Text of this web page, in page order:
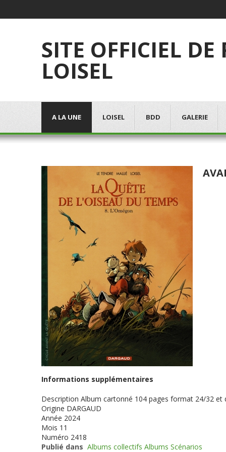
SITE OFFICIEL DE
LOISEL
A LA UNE LOISEL BDD GALERIE
Informations supplémentaires
Description Album cartonné 104 pages format 24/32 et
Origine DARGAUD
Année 2024
Mois 11
Numéro 2418
Publié dans Albums collectifs Albums Scénarios